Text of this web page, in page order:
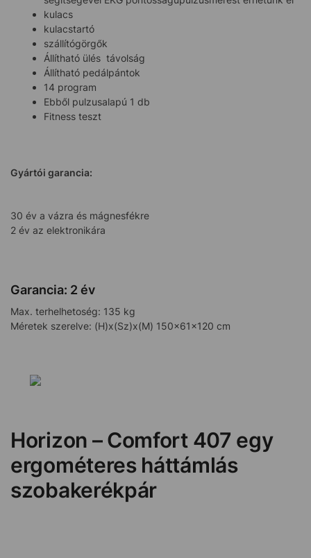
kulacs
kulacstartó
szállítógörgők
Állítható ülés távolság
Állítható pedálpántok
14 program
Ebből pulzusalapú 1 db
Fitness teszt
Gyártói garancia:
30 év a vázra és mágnesfékre
2 év az elektronikára
Garancia: 2 év
Max. terhelhetoség: 135 kg
Méretek szerelve: (H)x(Sz)x(M) 150x61x120 cm
Horizon – Comfort 407 egy
ergométeres háttámlás
szobakerékpár